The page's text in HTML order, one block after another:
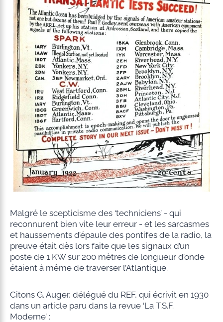
Malgré le scepticisme des ‘techniciens’ - qui
reconnurent bien vite leur erreur - et les sarcasmes
et haussements d’épaule des pontifes de la radio, la
preuve était dès lors faite que les signaux d’un
poste de 1 KW sur 200 mètres de longueur d’onde
étaient à même de traverser l’Atlantique.
Citons G. Auger, délégué du REF, qui écrivit en 1930
dans un article paru dans la revue ‘La T.S.F.
Moderne’ :